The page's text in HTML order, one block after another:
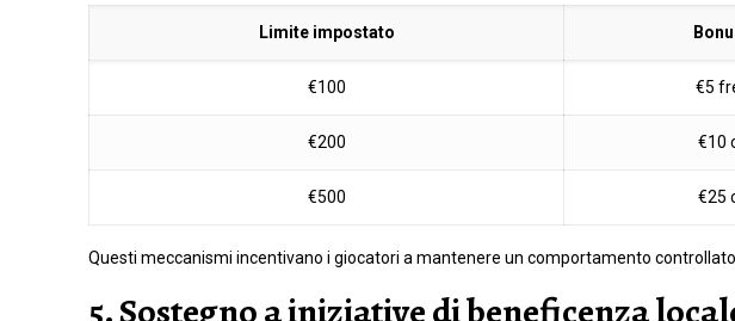
Limite impostato
€100 €5
€200 €10
€500 €25
Questi meccanismi incentivano i giocatori a mantenere un comportamento
5. Sostegno a iniziative di beneficenza